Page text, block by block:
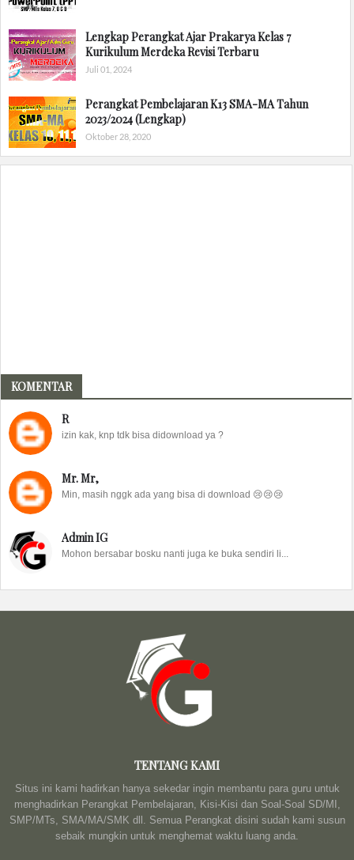
Lengkap Perangkat Ajar Prakarya Kelas 7
Kurikulum Merdeka Revisi Terbaru
Juli 01, 2024
Perangkat Pembelajaran K13 SMA-MA Tahun
2023/2024 (Lengkap)
Oktober 28, 2020
KOMENTAR
R
izin kak, knp tdk bisa didownload ya ?
Mr. Mr,
Min, masih nggk ada yang bisa di download 😢😢😢
Admin IG
Mohon bersabar bosku nanti juga ke buka sendiri li...
TENTANG KAMI
Situs ini kami hadirkan hanya sekedar ingin membantu para guru untuk
menghadirkan Perangkat Pembelajaran, Kisi-Kisi dan Soal-Soal SD/MI,
SMP/MTs, SMA/MA/SMK dll. Semua Perangkat disini sudah kami susun
sebaik mungkin untuk menghemat waktu luang anda.